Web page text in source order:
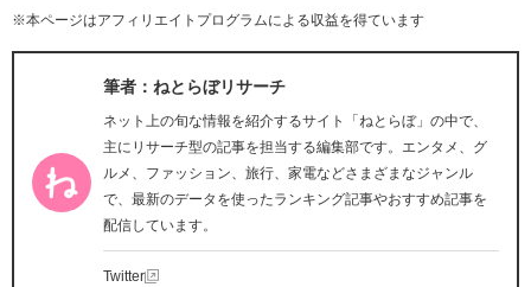
※本ページはアフィリエイトプログラムによる収益を得ています
筆者：ねとらぼリサーチ
ネット上の旬な情報を紹介するサイト「ねとらぼ」の中で、
主にリサーチ型の記事を担当する編集部です。エンタメ、グ
ルメ、ファッション、旅行、家電などさまざまなジャンル
で、最新のデータを使ったランキング記事やおすすめ記事を
配信しています。
Twitter